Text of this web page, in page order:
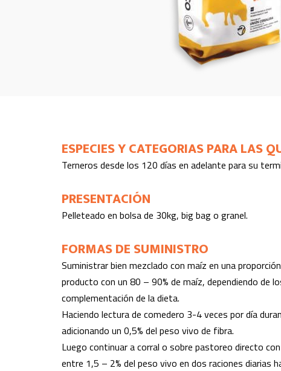
ESPECIES Y CATEGORIAS PARA LAS
Terneros desde los 120 días en adelante para su
PRESENTACIÓN
Pelleteado en bolsa de 30kg, big bag o granel.
FORMAS DE SUMINISTRO
Suministrar bien mezclado con maíz en una
producto con un 80 – 90% de maíz, dependiendo de
complementación de la dieta.
Haciendo lectura de comedero 3-4 veces por día
adicionando un 0,5% del peso vivo de fibra.
Luego continuar a corral o sobre pastoreo directo
entre 1,5 – 2% del peso vivo en dos raciones diarias